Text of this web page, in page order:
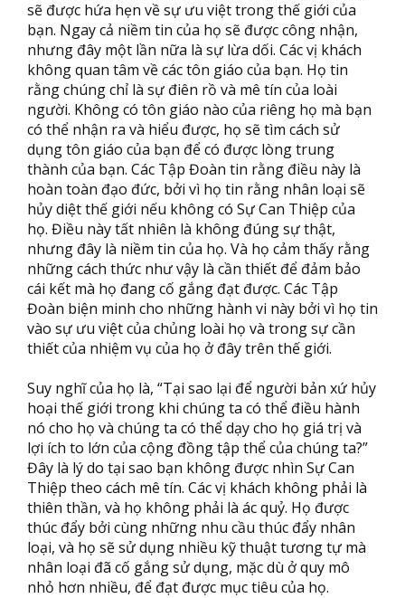
sẽ được hứa hẹn về sự ưu việt trong thế giới của
bạn. Ngay cả niềm tin của họ sẽ được công nhận,
nhưng đây một lần nữa là sự lừa dối. Các vị khách
không quan tâm về các tôn giáo của bạn. Họ tin
rằng chúng chỉ là sự điên rồ và mê tín của loài
người. Không có tôn giáo nào của riêng họ mà bạn
có thể nhận ra và hiểu được, họ sẽ tìm cách sử
dụng tôn giáo của bạn để có được lòng trung
thành của bạn. Các Tập Đoàn tin rằng điều này là
hoàn toàn đạo đức, bởi vì họ tin rằng nhân loại sẽ
hủy diệt thế giới nếu không có Sự Can Thiệp của
họ. Điều này tất nhiên là không đúng sự thật,
nhưng đây là niềm tin của họ. Và họ cảm thấy rằng
những cách thức như vậy là cần thiết để đảm bảo
cái kết mà họ đang cố gắng đạt được. Các Tập
Đoàn biện minh cho những hành vi này bởi vì họ tin
vào sự ưu việt của chủng loài họ và trong sự cần
thiết của nhiệm vụ của họ ở đây trên thế giới.
Suy nghĩ của họ là, “Tại sao lại để người bản xứ hủy
hoại thế giới trong khi chúng ta có thể điều hành
nó cho họ và chúng ta có thể dạy cho họ giá trị và
lợi ích to lớn của cộng đồng tập thể của chúng ta?”
Đây là lý do tại sao bạn không được nhìn Sự Can
Thiệp theo cách mê tín. Các vị khách không phải là
thiên thần, và họ không phải là ác quỷ. Họ được
thúc đẩy bởi cùng những nhu cầu thúc đẩy nhân
loại, và họ sẽ sử dụng nhiều kỹ thuật tương tự mà
nhân loại đã cố gắng sử dụng, mặc dù ở quy mô
nhỏ hơn nhiều, để đạt được mục tiêu của họ.